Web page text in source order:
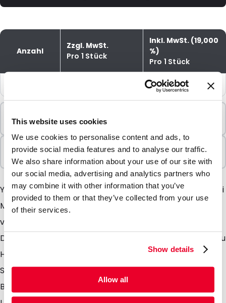
This website uses cookies
We use cookies to personalise content and ads, to
provide social media features and to analyse our traffic.
We also share information about your use of our site with
our social media, advertising and analytics partners who
may combine it with other information that you’ve
provided to them or that they’ve collected from your use
of their services.
Show details
Allow all
Anzahl
Zzgl. MwSt.
Pro 1 Stück
Inkl. MwSt. (19,000
%)
Pro 1 Stück
€24,12
1 Einheiten
In Paketen verkauft
1 Einheiten
YourinFlow Selbsttest - Probleme beim Harnlassen bei
Männern YourinFlow ist ein sehr innovatives Produkt
von Profis für Sie entwickelt. Der Einweg-Urin-
Durchflussmesser ist einfach, hygienisch und sauber zu
Hause zu verwenden. Der YourinFlow
Strömungsmesser ist sehr geeignet für die
Bestimmung des maximalen Harnflusses und das